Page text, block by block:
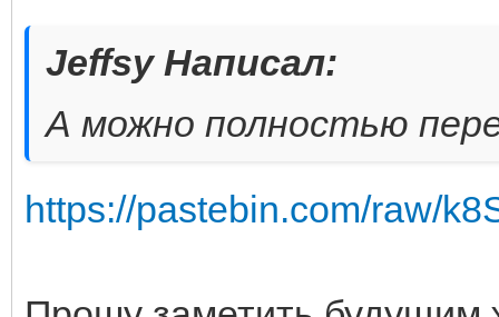
Jeffsy Написал:
А можно полностью
https://pastebin.com/raw/